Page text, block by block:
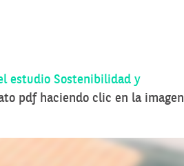
estudio Sostenibilidad y
pdf haciendo clic en la imagen